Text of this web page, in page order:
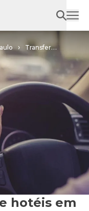
Transfer
em Barretos
hotéis em